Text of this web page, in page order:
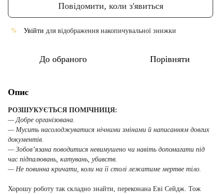
Повідомити, коли з'явиться
% Увійти для відображення накопичувальної знижки
До обраного Порівняти
Опис
РОЗШУКУЄТЬСЯ ПОМІЧНИЦЯ:
— Добре організована.
— Мусить насолоджуватися нічними змінами й написанням довгих
документів.
— Зобов’язана поводитися невимушено чи навіть допомагати під
час підпалювань, катувань, убивств.
— Не повинна кричати, коли на її столі лежатиме мертве тіло.
Хорошу роботу так складно знайти, переконана Еві Сейдж. Тож